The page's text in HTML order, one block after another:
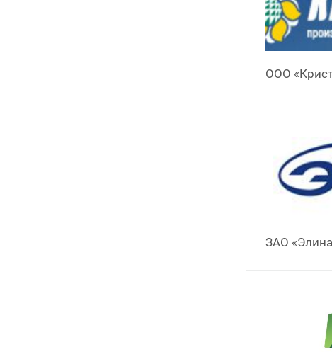
ООО
ЗАО